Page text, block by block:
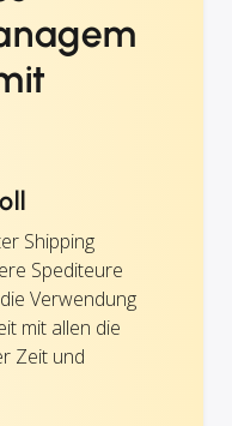
Shipping
Spediteure
Verwendung
mit allen die
Zeit und